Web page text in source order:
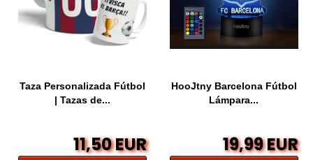
Taza Personalizada Fútbol
| Tazas de...
11,50 EUR
HooJtny Barcelona Fútbol
Lámpara...
19,99 EUR